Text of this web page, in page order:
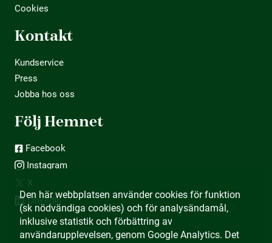
Cookies
Kontakt
Kundservice
Press
Jobba hos oss
Följ Hemnet
Facebook
Instagram
X
LinkedIn
Den här webbplatsen använder cookies för funktion
(sk nödvändiga cookies) och för analysändamål,
inklusive statistik och förbättring av
användarupplevelsen, genom Google Analytics. Det